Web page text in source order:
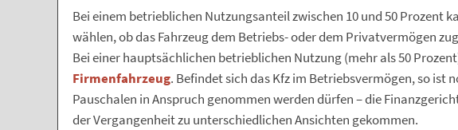
Bei einem betrieblichen Nutzungsanteil zwischen 10 und 50 Prozent
wählen, ob das Fahrzeug dem Betriebs- oder dem Privatvermögen
Bei einer hauptsächlichen betrieblichen Nutzung (mehr als 50
Firmenfahrzeug. Befindet sich das Kfz im Betriebsvermögen, so ist
Pauschalen in Anspruch genommen werden dürfen – die
der Vergangenheit zu unterschiedlichen Ansichten gekommen.